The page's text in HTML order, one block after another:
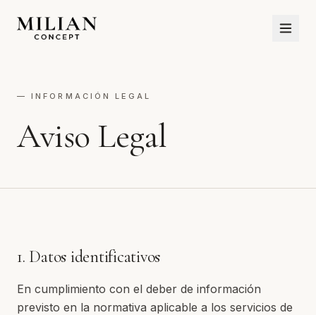
— INFORMACIÓN LEGAL
Aviso Legal
1. Datos identificativos
En cumplimiento con el deber de información
previsto en la normativa aplicable a los servicios de